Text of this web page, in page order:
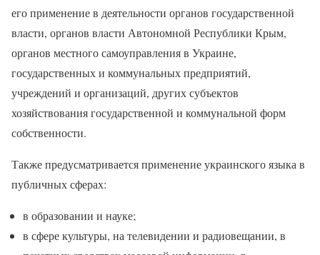
его применение в деятельности органов государственной
власти, органов власти Автономной Республики Крым,
органов местного самоуправления в Украине,
государственных и коммунальных предприятий,
учреждений и организаций, других субъектов
хозяйствования государственной и коммунальной форм
собственности.
Также предусматривается применение украинского языка в
публичных сферах:
в образовании и науке;
в сфере культуры, на телевидении и радиовещании, в